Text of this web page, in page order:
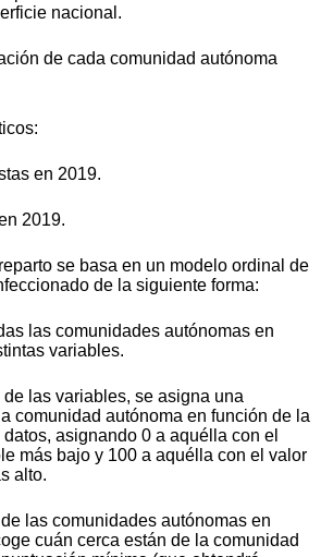
nacional.
de cada comunidad autónoma
en 2019.
2019.
se basa en un modelo ordinal de
de la siguiente forma:
las comunidades autónomas en
variables.
las variables, se asigna una
comunidad autónoma en función de la
asignando 0 a aquélla con el
más bajo y 100 a aquélla con el valor
alto.
las comunidades autónomas en
cuán cerca están de la comunidad